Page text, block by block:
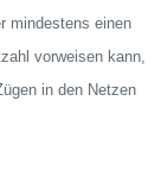
mindestens einen
vorweisen kann,
in den Netzen